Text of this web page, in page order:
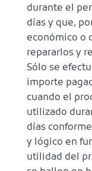
durante el
días y que,
económico o
repararlos y
Sólo se
importe
cuando el
utilizado
días
y lógico en
utilidad del